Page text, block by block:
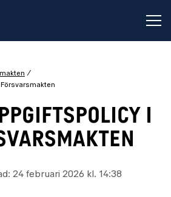
I
24 februari 2026 kl. 14:38